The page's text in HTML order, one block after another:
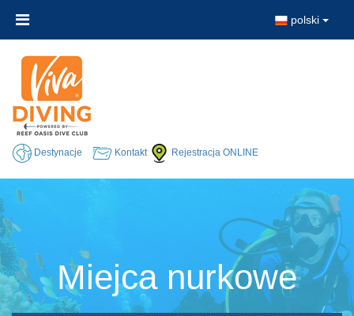
polski
Destynacje Kontakt Rejestracja ONLINE
Miejca nurkowe